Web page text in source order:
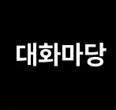
대화마당